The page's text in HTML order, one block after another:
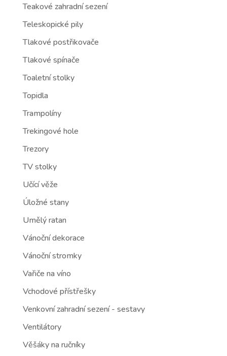
Teakové zahradní sezení
Teleskopické pily
Tlakové postřikovače
Tlakové spínače
Toaletní stolky
Topidla
Trampolíny
Trekingové hole
Trezory
TV stolky
Učící věže
Úložné stany
Umělý ratan
Vánoční dekorace
Vánoční stromky
Vařiče na víno
Vchodové přístřešky
Venkovní zahradní sezení - sestavy
Ventilátory
Věšáky na ručníky